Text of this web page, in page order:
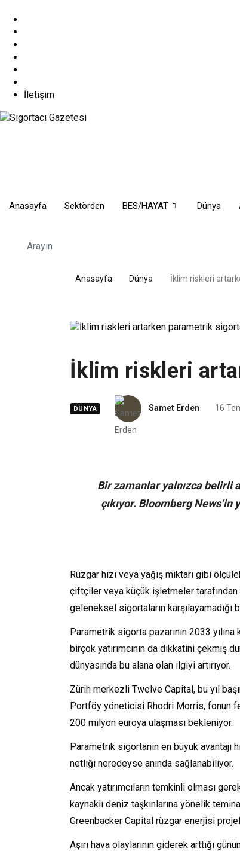
content
İletişim
Anasayfa Sektörden BES/HAYAT Dünya
Anasayfa Dünya İklim riskleri
İklim riskleri
DÜNYA Samet Erden 16
Bir zamanlar yalnızca belirli
çıkıyor. Bloomberg
Rüzgar hızı veya yağış miktarı gibi
çiftçiler veya küçük işletmeler
geleneksel sigortaların
Parametrik sigorta pazarının 2033
birçok yatırımcının da dikkatini çekmiş
dünyasında bu alana olan ilgiyi artırıyor.
Zürih merkezli Twelve Capital, bu yıl
Portföy yöneticisi Rhodri Morris, fonun
200 milyon euroya ulaşması bekleniyor.
Parametrik sigortanın en büyük
netliği neredeyse anında sağlanabiliyor.
Ancak yatırımcıların temkinli olması
kaynaklı deniz taşkınlarına yönelik
Greenbacker Capital rüzgar enerjisi
Aşırı hava olaylarının giderek arttığı